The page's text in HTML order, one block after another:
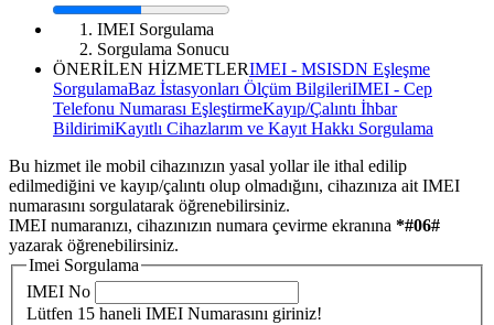
IMEI Sorgulama
Sorgulama Sonucu
ÖNERİLEN HİZMETLERIMEI - MSISDN Eşleşme
SorgulamaBaz İstasyonları Ölçüm BilgileriIMEI - Cep
Telefonu Numarası EşleştirmeKayıp/Çalıntı İhbar
BildirimiKayıtlı Cihazlarım ve Kayıt Hakkı Sorgulama
Bu hizmet ile mobil cihazınızın yasal yollar ile ithal edilip
edilmediğini ve kayıp/çalıntı olup olmadığını, cihazınıza ait IMEI
numarasını sorgulatarak öğrenebilirsiniz.
IMEI numaranızı, cihazınızın numara çevirme ekranına *#06#
yazarak öğrenebilirsiniz.
Imei Sorgulama
IMEI No
Lütfen 15 haneli IMEI Numarasını giriniz!